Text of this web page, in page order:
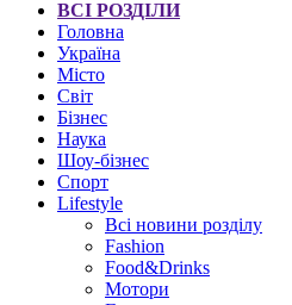
ВСІ РОЗДІЛИ
Головна
Україна
Місто
Світ
Бізнес
Наука
Шоу-бізнес
Спорт
Lifestyle
Всі новини розділу
Fashion
Food&Drinks
Мотори